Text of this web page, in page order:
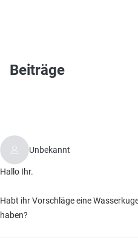
Beiträge
Unbekannt
Hallo Ihr.
Habt ihr Vorschläge eine
haben?